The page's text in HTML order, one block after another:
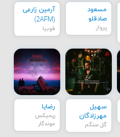
مسعود
صادقلو
پرواز
آرمین زارعی
(2AFM)
فوبیا
سهیل
مهرزادگان
گل سنگم
رضایا
ریمیکس
موندگار